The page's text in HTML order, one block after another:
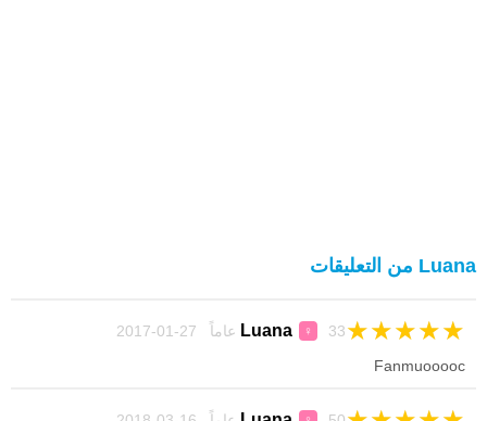
Luana من التعليقات
Luana ♀ 33 عاماً 27-01-2017 ★
★
★
★
★
Fanmuooooc